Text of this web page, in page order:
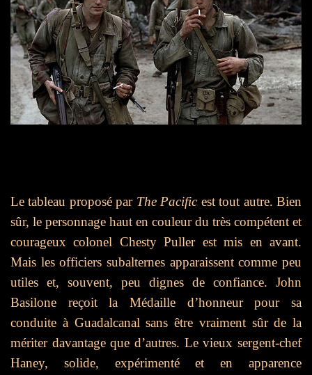
Le tableau proposé par The Pacificest tout autre. Bien
sûr, le personnage haut en couleur du très compétent et
courageux colonel Chesty Puller est mis en avant.
Mais les officiers subalternes apparaissent comme peu
utiles et, souvent, peu dignes de confiance. John
Basilone reçoit la Médaille d’honneur pour sa
conduite à Guadalcanal sans être vraiment sûr de la
mériter davantage que d’autres. Le vieux sergent-chef
Haney, solide, expérimenté et en apparence